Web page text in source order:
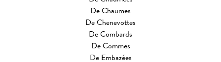
De Chaumes
De Chenevottes
De Combards
De Commes
De Embazées